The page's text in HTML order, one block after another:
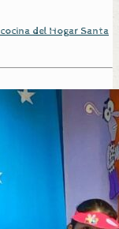
del Hogar Santa